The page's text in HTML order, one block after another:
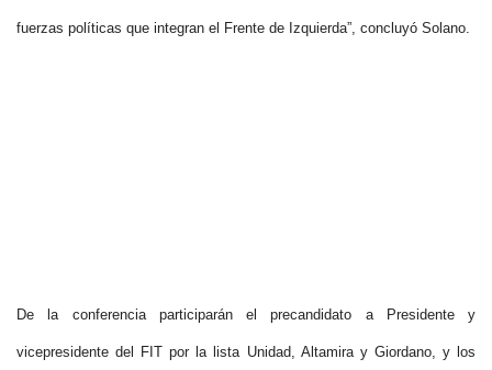
fuerzas políticas que integran el Frente de Izquierda”, concluyó Solano.
De la conferencia participarán el precandidato a Presidente y
vicepresidente del FIT por la lista Unidad, Altamira y Giordano, y los